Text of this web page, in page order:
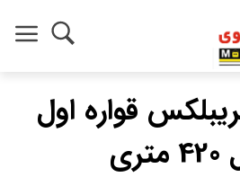
قواره اول